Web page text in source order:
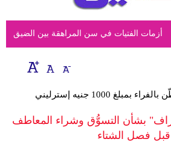
أزياء
إسلامية
صحة
أزمات الفتيات في سن المراهقة بين الضيق
1000 جنيه إسترليني
بشأن التسوُّق وشراء المعاطف
قبل فصل الشتاء